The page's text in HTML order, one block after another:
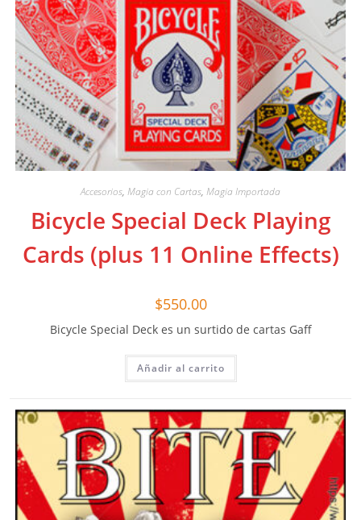
Accesorios, Magia con Cartas, Magia Importada
Bicycle Special Deck Playing
Cards (plus 11 Online Effects)
$550.00
Bicycle Special Deck es un surtido de cartas Gaff
Añadir al carrito